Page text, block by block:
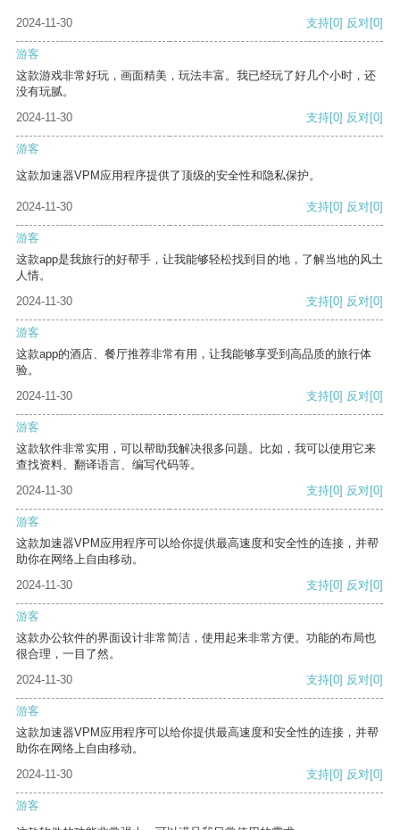
2024-11-30 支持[0] 反对[0]
游客
这款游戏非常好玩，画面精美，玩法丰富。我已经玩了好几个小时，还
没有玩腻。
2024-11-30
支持[0] 反对[0]
游客
这款加速器VPM应用程序提供了顶级的安全性和隐私保护。
2024-11-30 支持[0] 反对[0]
游客
这款app是我旅行的好帮手，让我能够轻松找到目的地，了解当地的风土
人情。
2024-11-30
支持[0] 反对[0]
游客
这款app的酒店、餐厅推荐非常有用，让我能够享受到高品质的旅行体
验。
2024-11-30
支持[0] 反对[0]
游客
这款软件非常实用，可以帮助我解决很多问题。比如，我可以使用它来
查找资料、翻译语言、编写代码等。
2024-11-30
支持[0] 反对[0]
游客
这款加速器VPM应用程序可以给你提供最高速度和安全性的连接，并帮
助你在网络上自由移动。
2024-11-30
支持[0] 反对[0]
游客
这款办公软件的界面设计非常简洁，使用起来非常方便。功能的布局也
很合理，一目了然。
2024-11-30
支持[0] 反对[0]
游客
这款加速器VPM应用程序可以给你提供最高速度和安全性的连接，并帮
助你在网络上自由移动。
2024-11-30
支持[0] 反对[0]
游客